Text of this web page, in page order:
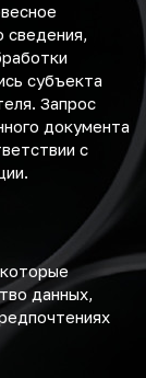
сведения,
субъекта
Запрос
документа
с
данных,